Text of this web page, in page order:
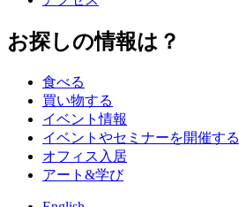
お探しの情報は？
食べる
買い物する
イベント情報
イベントやセミナーを開催する
オフィス入居
アート&学び